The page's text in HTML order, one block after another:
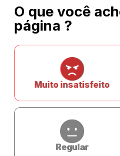
O que você
página ?
Muito insatisfeito
Regular